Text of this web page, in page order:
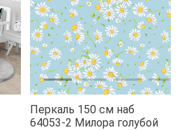
Перкаль 150 см наб
64053-2 Милора голубой